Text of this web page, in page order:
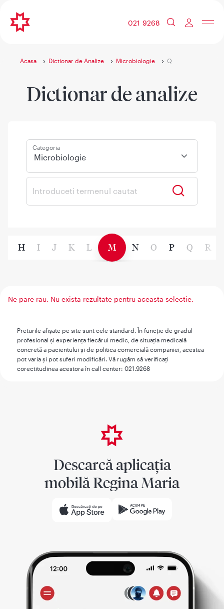
021 9268
Acasa Dictionar de Analize Microbiologie Q
Dictionar de analize
Categoria
Microbiologie
H I J K L M N O P Q R
Ne pare rau. Nu exista rezultate pentru aceasta selectie.
Preturile afişate pe site sunt cele standard. În funcţie de gradul
profesional şi experienţa fiecărui medic, de situaţia medicală
concretă a pacientului şi de politica comercială companiei, acestea
pot varia şi pot suferi modificări. Vă rugăm să verificaţi
corectitudinea acestora în call center: 021.9268
Descarcă aplicația
mobilă Regina Maria